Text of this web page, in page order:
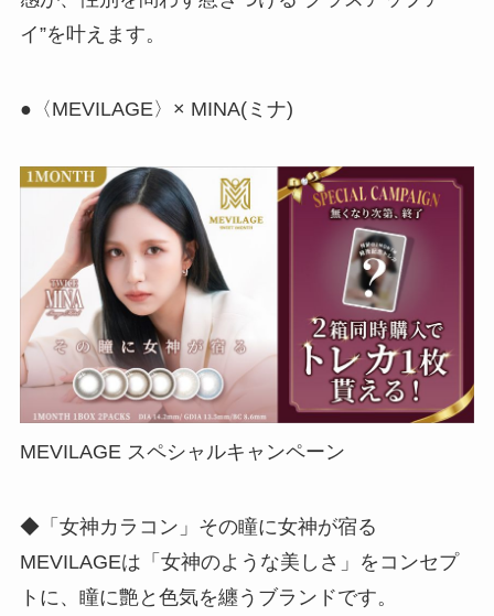
イ”を叶えます。
●〈MEVILAGE〉× MINA(ミナ)
MEVILAGE スペシャルキャンペーン
◆「女神カラコン」その瞳に女神が宿る
MEVILAGEは「女神のような美しさ」をコンセプ
トに、瞳に艶と色気を纏うブランドです。